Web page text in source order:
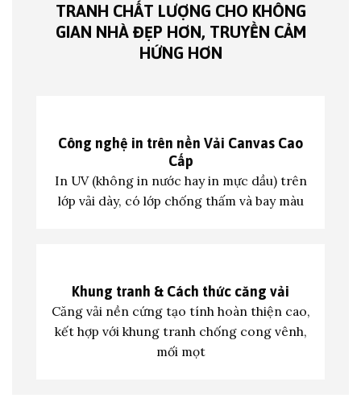
TRANH CHẤT LƯỢNG CHO KHÔNG
GIAN NHÀ ĐẸP HƠN, TRUYỀN CẢM
HỨNG HƠN
Công nghệ in trên nền Vải Canvas Cao
Cấp
In UV (không in nước hay in mực dầu) trên
lớp vải dày, có lớp chống thấm và bay màu
Khung tranh & Cách thức căng vải
Căng vải nền cứng tạo tính hoàn thiện cao,
kết hợp với khung tranh chống cong vênh,
mối mọt